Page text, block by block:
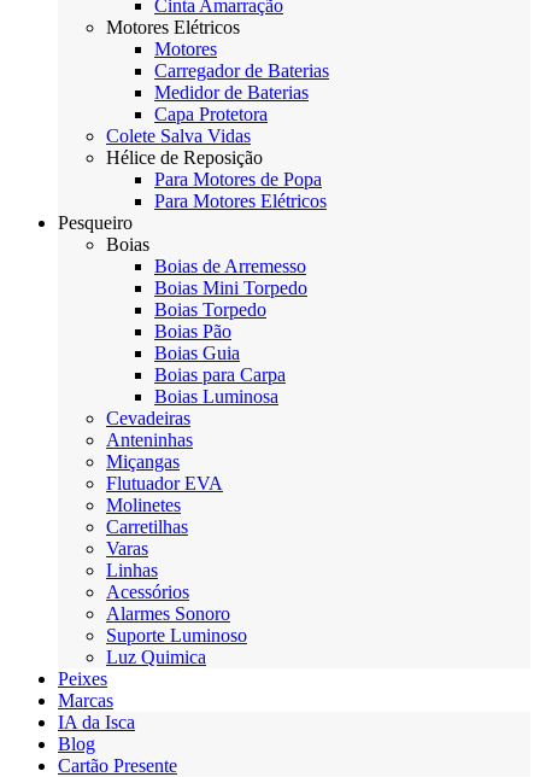
Cinta Amarração
Motores Elétricos
Motores
Carregador de Baterias
Medidor de Baterias
Capa Protetora
Colete Salva Vidas
Hélice de Reposição
Para Motores de Popa
Para Motores Elétricos
Pesqueiro
Boias
Boias de Arremesso
Boias Mini Torpedo
Boias Torpedo
Boias Pão
Boias Guia
Boias para Carpa
Boias Luminosa
Cevadeiras
Anteninhas
Miçangas
Flutuador EVA
Molinetes
Carretilhas
Varas
Linhas
Acessórios
Alarmes Sonoro
Suporte Luminoso
Luz Quimica
Peixes
Marcas
IA da Isca
Blog
Cartão Presente